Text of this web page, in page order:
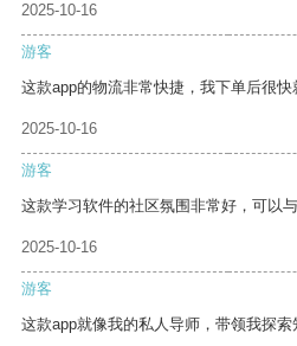
2025-10-16
游客
这款app的物流非常快捷，我下单后很快
2025-10-16
游客
这款学习软件的社区氛围非常好，可以
2025-10-16
游客
这款app就像我的私人导师，带领我探索